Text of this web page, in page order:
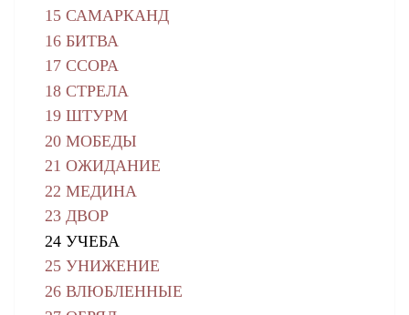
15 САМАРКАНД
16 БИТВА
17 ССОРА
18 СТРЕЛА
19 ШТУРМ
20 МОБЕДЫ
21 ОЖИДАНИЕ
22 МЕДИНА
23 ДВОР
24 УЧЕБА
25 УНИЖЕНИЕ
26 ВЛЮБЛЕННЫЕ